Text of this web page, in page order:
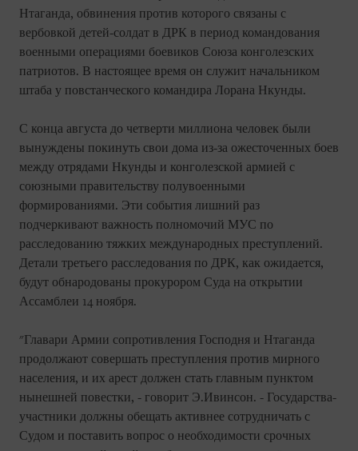
Нтаганда, обвинения против которого связаны с
вербовкой детей-солдат в ДРК в период командования
военными операциями боевиков Союза конголезских
патриотов. В настоящее время он служит начальником
штаба у повстанческого командира Лорана Нкунды.
С конца августа до четверти миллиона человек были
вынуждены покинуть свои дома из-за ожесточенных боев
между отрядами Нкунды и конголезской армией с
союзными правительству полувоенными
формированиями. Эти события лишний раз
подчеркивают важность полномочий МУС по
расследованию тяжких международных преступлений.
Детали третьего расследования по ДРК, как ожидается,
будут обнародованы прокурором Суда на открытии
Ассамблеи 14 ноября.
"Главари Армии сопротивления Господня и Нтаганда
продолжают совершать преступления против мирного
населения, и их арест должен стать главным пунктом
нынешней повестки, - говорит Э.Ивинсон. - Государства-
участники должны обещать активнее сотрудничать с
Судом и поставить вопрос о необходимости срочных